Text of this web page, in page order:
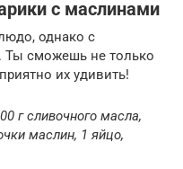
с маслинами
однако с
Ты сможешь не только
их удивить!
г сливочного масла,
маслин, 1 яйцо,